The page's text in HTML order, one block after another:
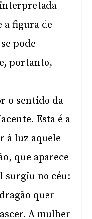
a figura de
pode
portanto,
o sentido da
Esta é a
à luz aquele
que aparece
surgiu no céu:
quer
A mulher